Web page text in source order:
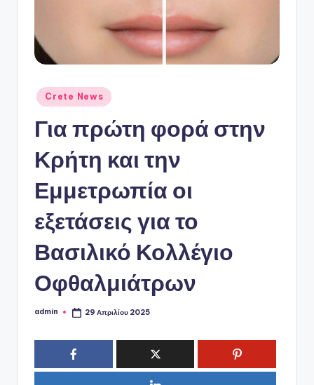
Αναρτήθηκε
σε
Crete News
Για πρώτη φορά στην
Κρήτη και την
Εμμετρωπία οι
εξετάσεις για το
Βασιλικό Κολλέγιο
Οφθαλμιάτρων
Συγγραφέας:
admin 29 Απριλίου 2025